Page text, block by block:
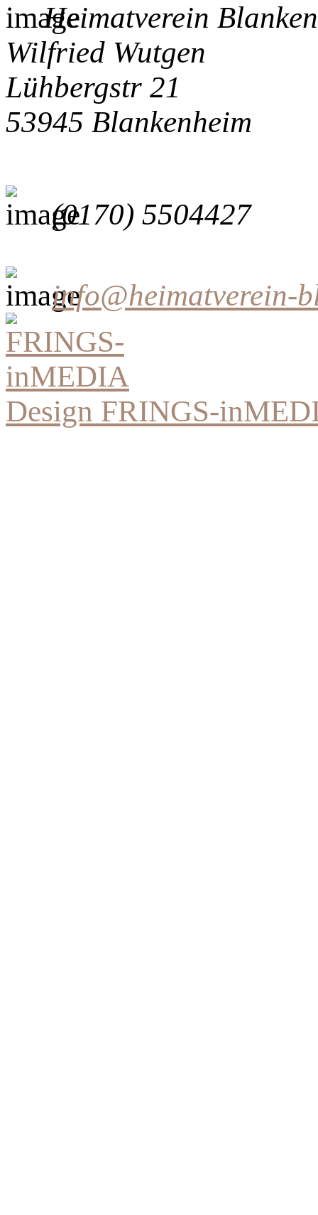
Heimatverein
Wilfried Wutgen
Lühbergstr 21
53945 Blankenheim
(0170) 5504427
info@heimatverein-
Design FRINGS-